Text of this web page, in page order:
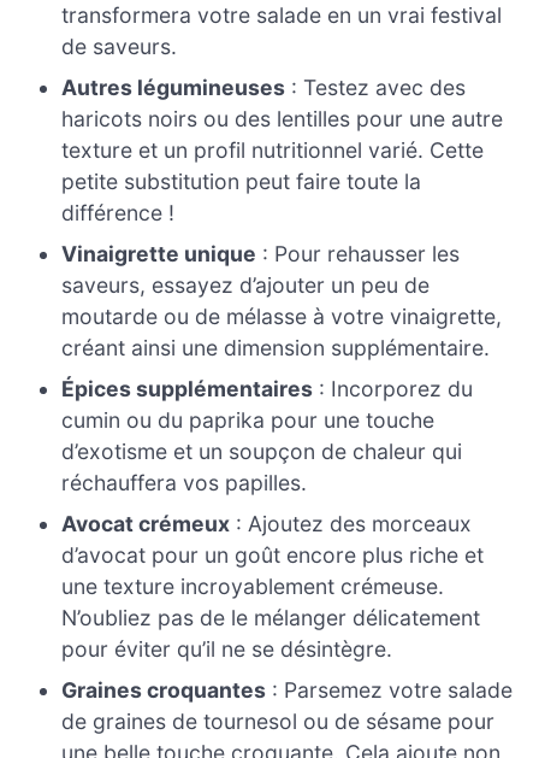
transformera votre salade en un vrai festival
de saveurs.
Autres légumineuses : Testez avec des
haricots noirs ou des lentilles pour une autre
texture et un profil nutritionnel varié. Cette
petite substitution peut faire toute la
différence !
Vinaigrette unique : Pour rehausser les
saveurs, essayez d’ajouter un peu de
moutarde ou de mélasse à votre vinaigrette,
créant ainsi une dimension supplémentaire.
Épices supplémentaires : Incorporez du
cumin ou du paprika pour une touche
d’exotisme et un soupçon de chaleur qui
réchauffera vos papilles.
Avocat crémeux : Ajoutez des morceaux
d’avocat pour un goût encore plus riche et
une texture incroyablement crémeuse.
N’oubliez pas de le mélanger délicatement
pour éviter qu’il ne se désintègre.
Graines croquantes : Parsemez votre salade
de graines de tournesol ou de sésame pour
une belle touche croquante. Cela ajoute non